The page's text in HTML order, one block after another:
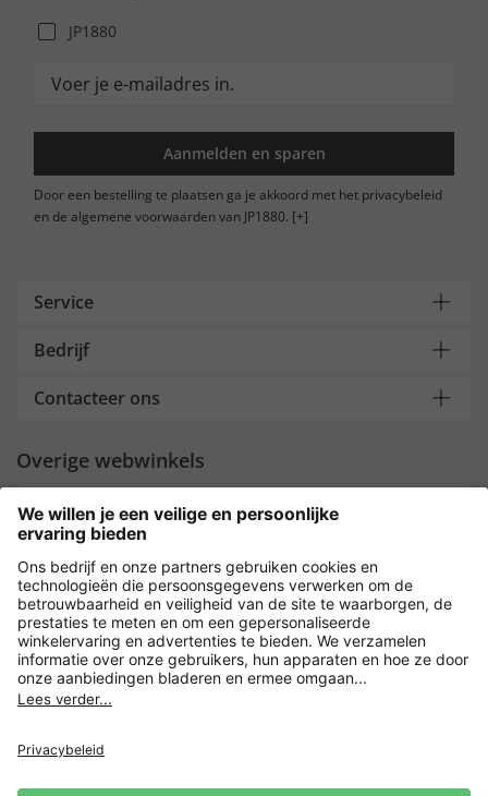
JP1880
Aanmelden en sparen
Door een bestelling te plaatsen ga je akkoord met het privacybeleid
en de algemene voorwaarden van JP1880. [+]
Service
Bedrijf
Contacteer ons
Overige webwinkels
Nederland
Payment and Delivery
Versleuteling met